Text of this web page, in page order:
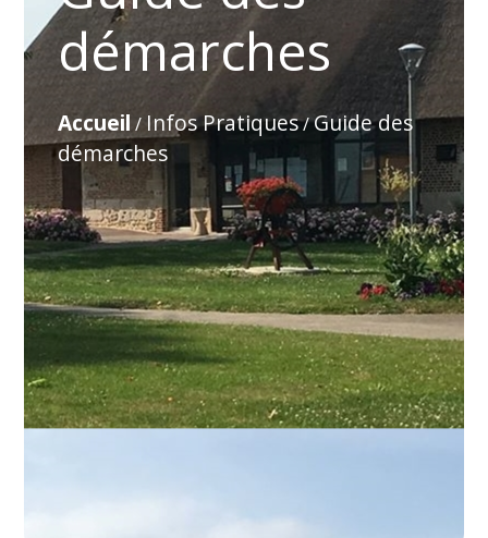
démarches
Accueil / Infos Pratiques/Guide des
démarches